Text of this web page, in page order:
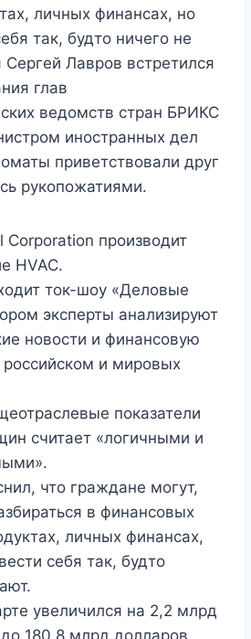
личных финансах, но
так, будто ничего не
Сергей Лавров встретился
глав
ведомств стран БРИКС
иностранных дел
приветствовали друг
рукопожатиями.
Corporation производит
HVAC.
ток-шоу «Деловые
эксперты анализируют
новости и финансовую
и мировых
показатели
считает «логичными и
что граждане могут,
в финансовых
личных финансах,
себя так, будто
увеличился на 2,2 млрд
180,8 млрд долларов.